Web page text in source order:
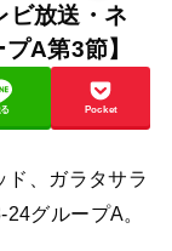
ビ放送・ネ
A第3節】
Pocket
ド、ガラタサラ
グループA。